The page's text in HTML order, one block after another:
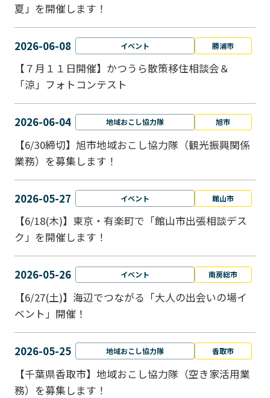
夏」を開催します！
2026-06-08 イベント 勝浦市
【７月１１日開催】かつうら散策移住相談会＆
「涼」フォトコンテスト
2026-06-04 地域おこし協力隊 旭市
【6/30締切】旭市地域おこし協力隊（観光振興関係
業務）を募集します！
2026-05-27 イベント 館山市
【6/18(木)】東京・有楽町で「館山市出張相談デス
ク」を開催します！
2026-05-26 イベント 南房総市
【6/27(土)】海辺でつながる「大人の出会いの場イ
ベント」開催！
2026-05-25 地域おこし協力隊 香取市
【千葉県香取市】地域おこし協力隊（空き家活用業
務）を募集します！